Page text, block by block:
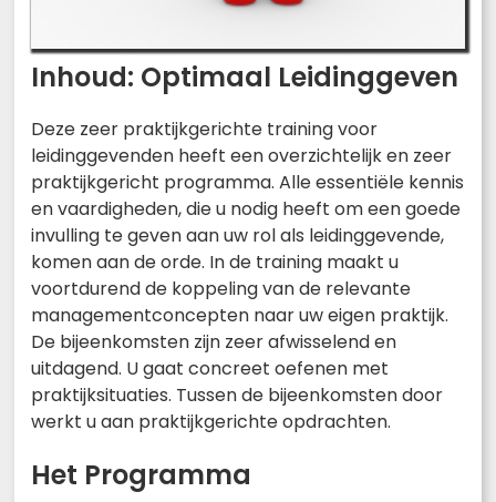
Inhoud: Optimaal Leidinggeven
Deze zeer praktijkgerichte training voor
leidinggevenden heeft een overzichtelijk en zeer
praktijkgericht programma. Alle essentiële kennis
en vaardigheden, die u nodig heeft om een goede
invulling te geven aan uw rol als leidinggevende,
komen aan de orde. In de training maakt u
voortdurend de koppeling van de relevante
managementconcepten naar uw eigen praktijk.
De bijeenkomsten zijn zeer afwisselend en
uitdagend. U gaat concreet oefenen met
praktijksituaties. Tussen de bijeenkomsten door
werkt u aan praktijkgerichte opdrachten.
Het Programma